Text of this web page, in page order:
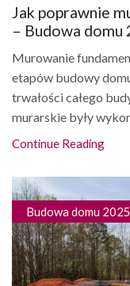
Jak poprawnie
– Budowa domu
Murowanie
etapów budowy
trwałości całego
murarskie były
Continue Reading
Budowa domu 2025